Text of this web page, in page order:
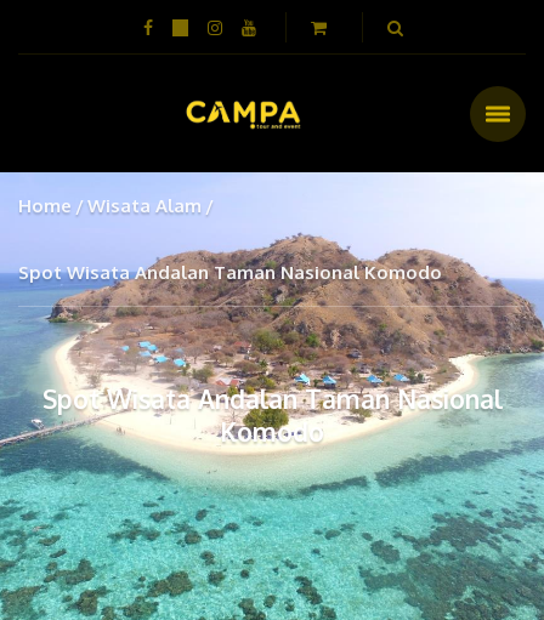
Home Wisata Alam
Spot Wisata Andalan Taman Nasional Komodo
Spot Wisata Andalan Taman Nasional
Komodo